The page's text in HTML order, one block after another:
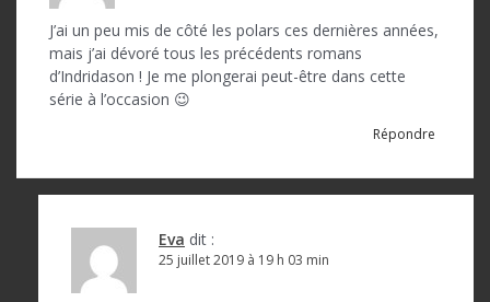
J’ai un peu mis de côté les polars ces dernières années,
mais j’ai dévoré tous les précédents romans
d’Indridason ! Je me plongerai peut-être dans cette
série à l’occasion 😉
Répondre
Eva dit :
25 juillet 2019 à 19 h 03 min